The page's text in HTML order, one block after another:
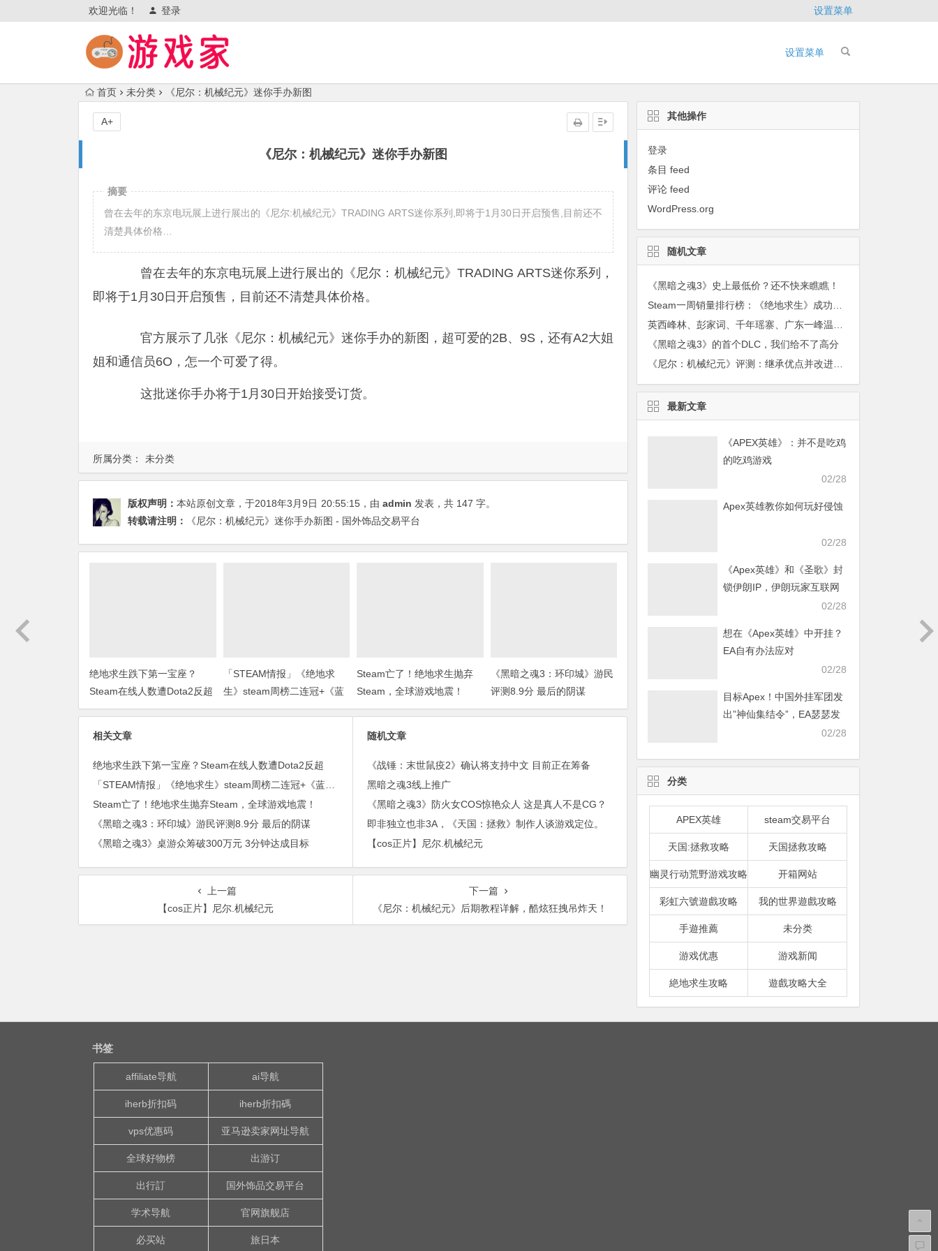
欢迎光临！ 登录 设置菜单
设置菜单
首页 未分类 《尼尔：机械纪元》迷你手办新图
《尼尔：机械纪元》迷你手办新图
A+
所属分类： 未分类
摘要
曾在去年的东京电玩展上进行展出的《尼尔:机械纪元》TRADING ARTS迷你系列,即将于1月30日开启预售,目前还不
清楚具体价格…
曾在去年的东京电玩展上进行展出的《尼尔：机械纪元》TRADING ARTS迷你系列，
即将于1月30日开启预售，目前还不清楚具体价格。
官方展示了几张《尼尔：机械纪元》迷你手办的新图，超可爱的2B、9S，还有A2大姐
姐和通信员6O，怎一个可爱了得。
这批迷你手办将于1月30日开始接受订货。
版权声明： 本站原创文章，于2018年3月9日 20:55:15 ，由 admin 发表，共 147 字。
转载请注明：
《尼尔：机械纪元》迷你手办新图 - 国外饰品交易平台
绝地求生跌下第一宝座？
Steam在线人数遭Dota2反超
「STEAM情报」《绝地求
生》steam周榜二连冠+《蓝
色警戒》上架steam
Steam亡了！绝地求生抛弃
Steam，全球游戏地震！
《黑暗之魂3：环印城》游民
评测8.9分 最后的阴谋
相关文章
绝地求生跌下第一宝座？Steam在线人数遭Dota2反超
「STEAM情报」《绝地求生》steam周榜二连冠+《蓝色警戒》上架steam
Steam亡了！绝地求生抛弃Steam，全球游戏地震！
《黑暗之魂3：环印城》游民评测8.9分 最后的阴谋
《黑暗之魂3》桌游众筹破300万元 3分钟达成目标
随机文章
《战锤：末世鼠疫2》确认将支持中文 目前正在筹备
黑暗之魂3线上推广
《黑暗之魂3》防火女COS惊艳众人 这是真人不是CG？
即非独立也非3A，《天国：拯救》制作人谈游戏定位。
【cos正片】尼尔.机械纪元
上一篇
【cos正片】尼尔.机械纪元
下一篇
《尼尔：机械纪元》后期教程详解，酷炫狂拽吊炸天！
其他操作
登录
条目 feed
评论 feed
WordPress.org
随机文章
《黑暗之魂3》史上最低价？还不快来瞧瞧！
《黑暗之魂3》的首个DLC，我们给不了高分
《尼尔：机械纪元》评测：继承优点并改进缺点的佳作
最新文章
《APEX英雄》：并不是吃鸡
的吃鸡游戏
02/28
Apex英雄教你如何玩好侵蚀
02/28
《Apex英雄》和《圣歌》封
锁伊朗IP，伊朗玩家互联网
02/28
想在《Apex英雄》中开挂？
EA自有办法应对
02/28
目标Apex！中国外挂军团发
出”神仙集结令”，EA瑟瑟发
02/28
分类
APEX英雄 steam交易平台
天国:拯救攻略 天国拯救攻略
幽灵行动荒野游戏攻略 开箱网站
彩虹六號遊戲攻略 我的世界遊戲攻略
手遊推薦 未分类
游戏优惠 游戏新闻
絶地求生攻略 遊戲攻略大全
书签
affiliate导航 ai导航
iherb折扣码 iherb折扣碼
vps优惠码 亚马逊卖家网址导航
全球好物榜 出游订
出行訂 国外饰品交易平台
学术导航 官网旗舰店
必买站 旅日本